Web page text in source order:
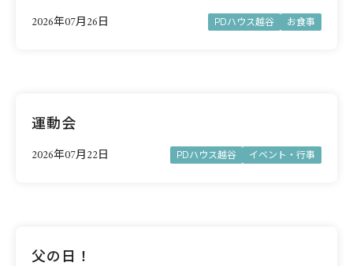
2026年07月26日 PDハウス越谷 お食事
運動会
2026年07月22日 PDハウス越谷 イベント・行事
父の日！